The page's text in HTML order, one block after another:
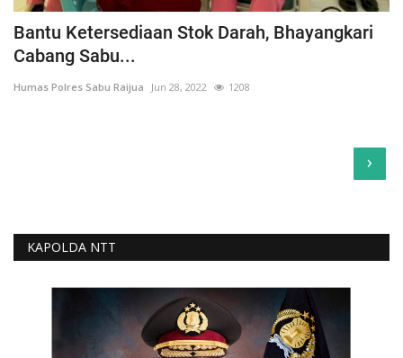
Bantu Ketersediaan Stok Darah, Bhayangkari
Cabang Sabu...
Humas Polres Sabu Raijua Jun 28, 2022 1208
›
KAPOLDA NTT